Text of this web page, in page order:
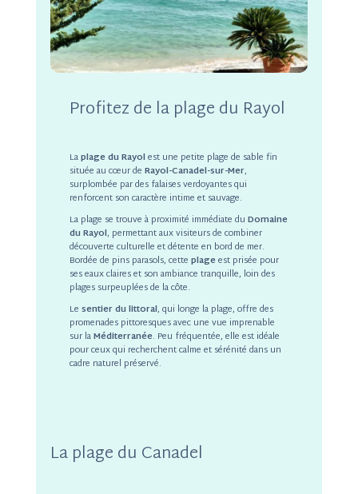
Profitez de la plage du Rayol
Laplage du Rayol est une petite plage de sable fin
située au cœur de Rayol-Canadel-sur-Mer,
surplombée par des falaises verdoyantes qui
renforcent son caractère intime et sauvage.
La plage se trouve à proximité immédiate du Domaine
du Rayol, permettant aux visiteurs de combiner
découverte culturelle et détente en bord de mer.
Bordée de pins parasols, cette plageest prisée pour
ses eaux claires et son ambiance tranquille, loin des
plages surpeuplées de la côte.
Le sentier du littoral, qui longe la plage, offre des
promenades pittoresques avec une vue imprenable
sur laMéditerranée. Peu fréquentée, elle est idéale
pour ceux qui recherchent calme et sérénité dans un
cadre naturel préservé.
La plage du Canadel